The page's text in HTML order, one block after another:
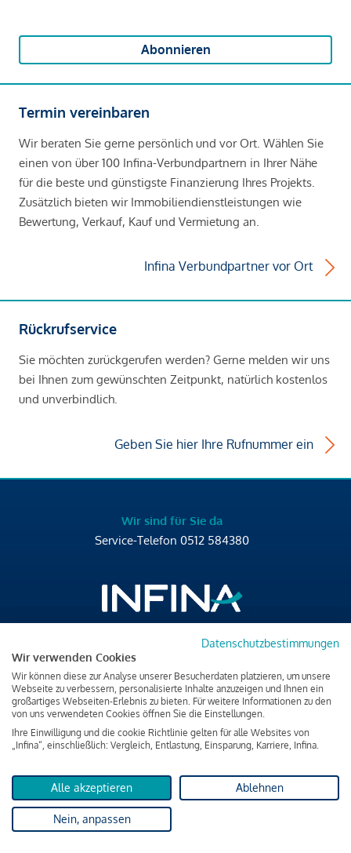
Abonnieren
Termin vereinbaren
Wir beraten Sie gerne persönlich und vor Ort. Wählen Sie
einen von über 100 Infina-Verbundpartnern in Ihrer Nähe
für die beste und günstigste Finanzierung Ihres Projekts.
Zusätzlich bieten wir Immobiliendienstleistungen wie
Bewertung, Verkauf, Kauf und Vermietung an.
Infina Verbundpartner vor Ort
Rückrufservice
Sie möchten zurückgerufen werden? Gerne melden wir uns
bei Ihnen zum gewünschten Zeitpunkt, natürlich kostenlos
und unverbindlich.
Geben Sie hier Ihre Rufnummer ein
Wir sind für Sie da
Service-Telefon 0512 584380
Brixner Straße 2/4
6020 Innsbruck
T+43 512 584380
office@infina.at
Impressum
Datenschutz & Cookies
Datenschutzbestimmungen
Wir verwenden Cookies
Wir können diese zur Analyse unserer Besucherdaten platzieren, um unsere
Webseite zu verbessern, personalisierte Inhalte anzuzeigen und Ihnen ein
großartiges Webseiten-Erlebnis zu bieten. Für weitere Informationen zu den
von uns verwendeten Cookies öffnen Sie die Einstellungen.
Ihre Einwilligung und die cookie Richtlinie gelten für alle Websites von
„Infina“, einschließlich: Vergleich, Entlastung, Einsparung, Karriere, Infina.
Alle akzeptieren Ablehnen
Nein, anpassen